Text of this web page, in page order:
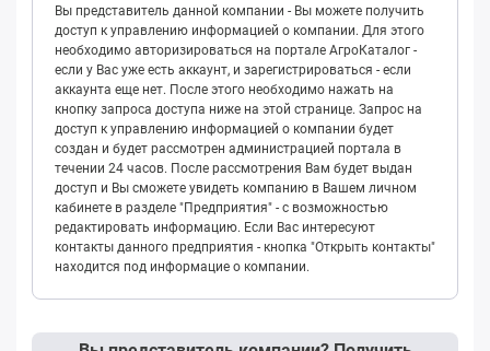
Вы представитель данной компании - Вы можете получить
доступ к управлению информацией о компании. Для этого
необходимо авторизироваться на портале АгроКаталог -
если у Вас уже есть аккаунт, и зарегистрироваться - если
аккаунта еще нет. После этого необходимо нажать на
кнопку запроса доступа ниже на этой странице. Запрос на
доступ к управлению информацией о компании будет
создан и будет рассмотрен администрацией портала в
течении 24 часов. После рассмотрения Вам будет выдан
доступ и Вы сможете увидеть компанию в Вашем личном
кабинете в разделе "Предприятия" - с возможностью
редактировать информацию. Если Вас интересуют
контакты данного предприятия - кнопка "Открыть контакты"
находится под информацие о компании.